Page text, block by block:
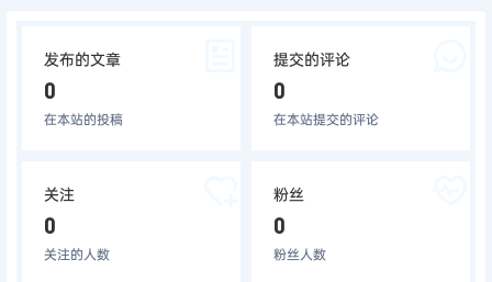
发布的文章
0
在本站的投稿
提交的评论
0
在本站提交的评论
关注
0
关注的人数
粉丝
0
粉丝人数